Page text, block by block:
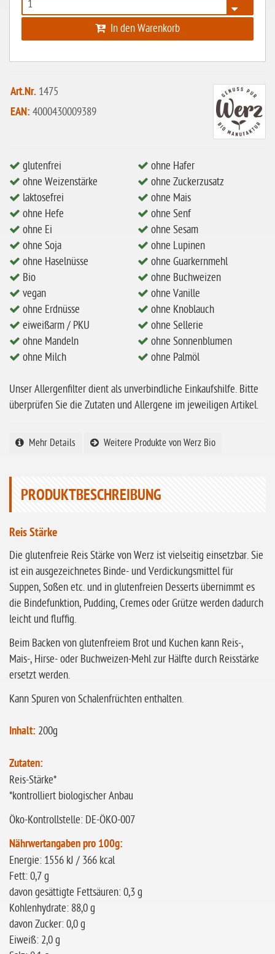
ohne Soja
ohne Erdnüsse
eiweißarm / PKU
ohne Milch
ohne Hafer
ohne Zuckerzusatz
ohne Reis
ohne Mais
ohne Senf
ohne Sesam
ohne Lupinen
ohne Guarkernmehl
ohne Buchweizen
ohne Vanille
ohne Knoblauch
glutenfrei
Sonnenblumen
In den Warenkorb
Art.Nr. 1475
EAN: 4000430009389
glutenfrei
ohne Weizenstärke
laktosefrei
ohne Hefe
ohne Ei
ohne Soja
ohne Haselnüsse
Bio
vegan
ohne Erdnüsse
eiweißarm / PKU
ohne Mandeln
ohne Milch
ohne Hafer
ohne Zuckerzusatz
ohne Mais
ohne Senf
ohne Sesam
ohne Lupinen
ohne Guarkernmehl
ohne Buchweizen
ohne Vanille
ohne Knoblauch
ohne Sellerie
ohne Sonnenblumen
ohne Palmöl
Unser Allergenfilter dient als unverbindliche Einkaufshilfe. Bitte
überprüfen Sie die Zutaten und Allergene im jeweiligen Artikel.
Mehr Details Weitere Produkte von Werz Bio
PRODUKTBESCHREIBUNG
Reis Stärke
Die glutenfreie Reis Stärke von Werz ist vielseitig einsetzbar. Sie
ist ein ausgezeichnetes Binde- und Verdickungsmittel für
Suppen, Soßen etc. und in glutenfreien Desserts übernimmt es
die Bindefunktion, Pudding, Cremes oder Grütze werden dadurch
leicht und fluffig.
Beim Backen von glutenfreiem Brot und Kuchen kann Reis-,
Mais-, Hirse- oder Buchweizen-Mehl zur Hälfte durch Reisstärke
ersetzt werden.
Kann Spuren von Schalenfrüchten enthalten.
Inhalt: 200g
Zutaten:
Reis-Stärke*
*kontrolliert biologischer Anbau
Öko-Kontrollstelle: DE-ÖKO-007
Nährwertangaben pro 100g:
Energie: 1556 kJ / 366 kcal
Fett: 0,7 g
davon gesättigte Fettsäuren: 0,3 g
Kohlenhydrate: 88,0 g
davon Zucker: 0,0 g
Eiweiß: 2,0 g